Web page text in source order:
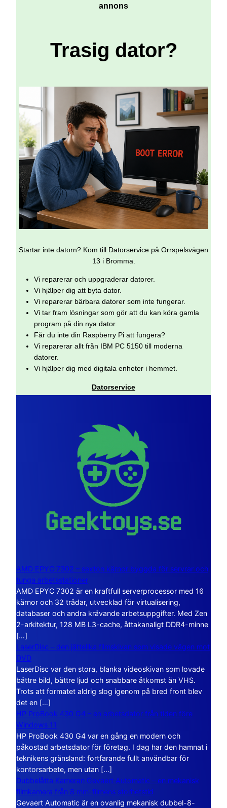
annons
Trasig dator?
Startar inte datorn? Kom till Datorservice på Orrspelsvägen
13 i Bromma.
Vi reparerar och uppgraderar datorer.
Vi hjälper dig att byta dator.
Vi reparerar bärbara datorer som inte fungerar.
Vi tar fram lösningar som gör att du kan köra gamla
program på din nya dator.
Får du inte din Raspberry Pi att fungera?
Vi reparerar allt från IBM PC 5150 till moderna
datorer.
Vi hjälper dig med digitala enheter i hemmet.
Datorservice
AMD EPYC 7302 – sexton kärnor byggda för servrar och
tunga arbetsstationer
AMD EPYC 7302 är en kraftfull serverprocessor med 16
kärnor och 32 trådar, utvecklad för virtualisering,
databaser och andra krävande arbetsuppgifter. Med Zen
2-arkitektur, 128 MB L3-cache, åttakanaligt DDR4-minne
[…]
LaserDisc – den jättelika filmskivan som visade vägen mot
DVD
LaserDisc var den stora, blanka videoskivan som lovade
bättre bild, bättre ljud och snabbare åtkomst än VHS.
Trots att formatet aldrig slog igenom på bred front blev
det en […]
HP ProBook 430 G4 – en arbetsdator från tiden före
Windows 11
HP ProBook 430 G4 var en gång en modern och
påkostad arbetsdator för företag. I dag har den hamnat i
teknikens gränsland: fortfarande fullt användbar för
kontorsarbete, men utan […]
Dubbelåtta Kameran Gevaert Automatic – en mekanisk
filmkamera från 8 mm-filmens storhetstid
Gevaert Automatic är en ovanlig mekanisk dubbel-8-